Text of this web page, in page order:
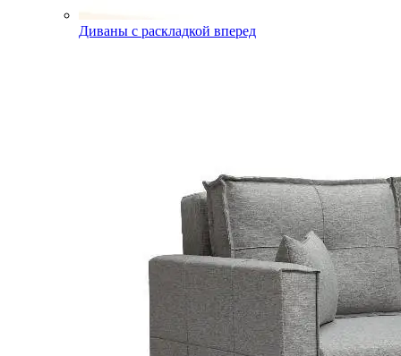
Диваны с раскладкой вперед